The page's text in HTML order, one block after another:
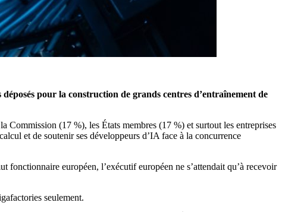
pour la construction de grands centres d’entraînement de
(17 %), les États membres (17 %) et surtout les entreprises
et de soutenir ses développeurs d’IA face à la concurrence
fonctionnaire européen, l’exécutif européen ne s’attendait qu’à recevoir
seulement.